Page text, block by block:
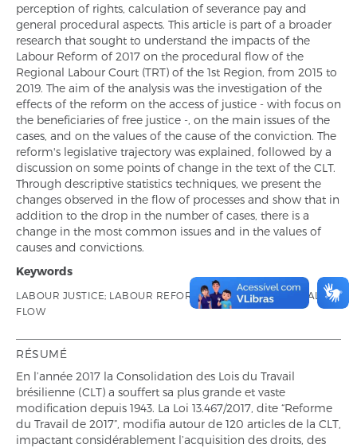
perception of rights, calculation of severance pay and
general procedural aspects. This article is part of a broader
research that sought to understand the impacts of the
Labour Reform of 2017 on the procedural flow of the
Regional Labour Court (TRT) of the 1st Region, from 2015 to
2019. The aim of the analysis was the investigation of the
effects of the reform on the access of justice - with focus on
the beneficiaries of free justice -, on the main issues of the
cases, and on the values of the cause of the conviction. The
reform's legislative trajectory was explained, followed by a
discussion on some points of change in the text of the CLT.
Through descriptive statistics techniques, we present the
changes observed in the flow of processes and show that in
addition to the drop in the number of cases, there is a
change in the most common issues and in the values of
causes and convictions.
Keywords
LABOUR JUSTICE; LABOUR REFORM OF 2017; PROCEDURAL
FLOW
RÉSUMÉ
En l’année 2017 la Consolidation des Lois du Travail
brésilienne (CLT) a souffert sa plus grande et vaste
modification depuis 1943. La Loi 13.467/2017, dite “Reforme
du Travail de 2017”, modifia autour de 120 articles de la CLT,
impactant considérablement l’acquisition des droits, des